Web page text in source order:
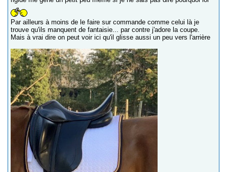
Par ailleurs à moins de le faire sur commande comme celui là je
trouve qu'ils manquent de fantaisie... par contre j'adore la coupe.
Mais à vrai dire on peut voir ici qu'il glisse aussi un peu vers l'arrière